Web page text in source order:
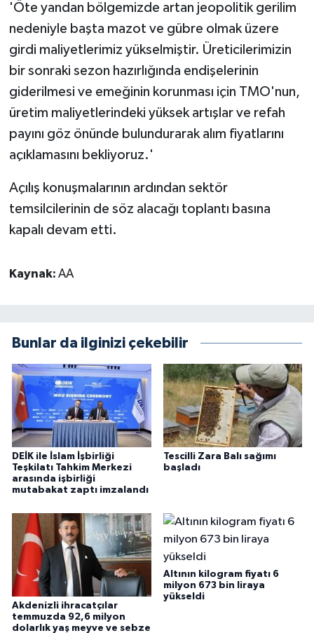
'Öte yandan bölgemizde artan jeopolitik gerilim
nedeniyle başta mazot ve gübre olmak üzere
girdi maliyetlerimiz yükselmiştir. Üreticilerimizin
bir sonraki sezon hazırlığında endişelerinin
giderilmesi ve emeğinin korunması için TMO'nun,
üretim maliyetlerindeki yüksek artışlar ve refah
payını göz önünde bulundurarak alım fiyatlarını
açıklamasını bekliyoruz.'
Açılış konuşmalarının ardından sektör
temsilcilerinin de söz alacağı toplantı basına
kapalı devam etti.
Kaynak: AA
Bunlar da ilginizi çekebilir
DEİK ile İslam İşbirliği
Teşkilatı Tahkim Merkezi
arasında işbirliği
mutabakat zaptı imzalandı
Tescilli Zara Balı sağımı
başladı
Akdenizli ihracatçılar
temmuzda 92,6 milyon
dolarlık yaş meyve ve sebze
Altının kilogram fiyatı 6
milyon 673 bin liraya
yükseldi